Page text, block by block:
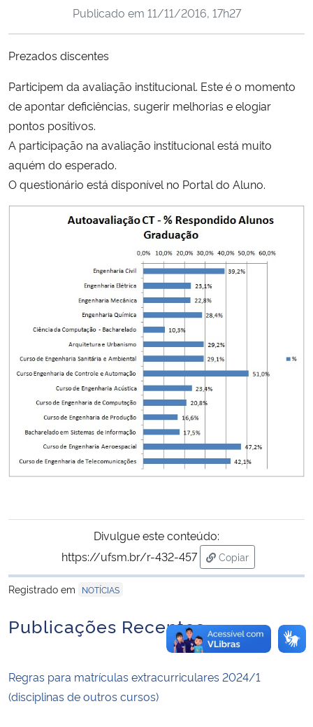
Ministério da Cidadania
Ministério de Minas e Energia
Ministério da Ciência, Tecnologia, Inovações e Comunicações
Ministério do Meio Ambiente
Ministério do Desenvolvimento Regional
Controladoria-Geral da União
Ministério da Mulher, da Família e dos Direitos Humanos
Gabinete de Segurança Institucional
Advocacia-Geral da União
Publicado em 11/11/2016, 17h27
Prezados discentes
Participem da avaliação institucional. Este é o momento
de apontar deficiências, sugerir melhorias e elogiar
pontos positivos.
A participação na avaliação institucional está muito
aquém do esperado.
O questionário está disponível no Portal do Aluno.
Divulgue este conteúdo:
https://ufsm.br/r-432-457
Copiar
para área de
Registrado em
NOTÍCIAS
Publicações Recentes
Regras para matrículas extracurriculares 2024/1
(disciplinas de outros cursos)